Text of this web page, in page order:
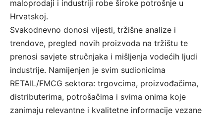
maloprodaji i industriji robe široke potrošnje u
Hrvatskoj.
Svakodnevno donosi vijesti, tržišne analize i
trendove, pregled novih proizvoda na tržištu te
prenosi savjete stručnjaka i mišljenja vodećih ljudi
industrije. Namijenjen je svim sudionicima
RETAIL/FMCG sektora: trgovcima, proizvođačima,
distributerima, potrošačima i svima onima koje
zanimaju relevantne i kvalitetne informacije vezane